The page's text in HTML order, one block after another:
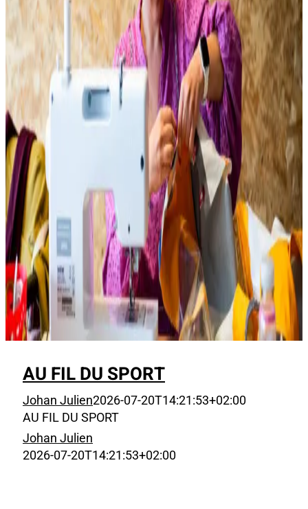
AU FIL DU SPORT
Johan Julien2026-07-20T14:21:53+02:00
AU FIL DU SPORT
Johan Julien
2026-07-20T14:21:53+02:00